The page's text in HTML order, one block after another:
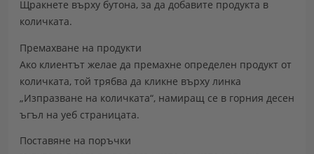
Щракнете върху бутона, за да добавите продукта в
количката.
Премахване на продукти
Ако клиентът желае да премахне определен продукт от
количката, той трябва да кликне върху линка
„Изпразване на количката“, намиращ се в горния десен
ъгъл на уеб страницата.
Поставяне на поръчки